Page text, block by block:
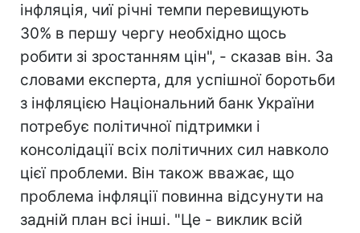
інфляція, чиї річні темпи перевищують
30% в першу чергу необхідно щось
робити зі зростанням цін", - сказав він. За
словами експерта, для успішної боротьби
з інфляцією Національний банк України
потребує політичної підтримки і
консолідації всіх політичних сил навколо
цієї проблеми. Він також вважає, що
проблема інфляції повинна відсунути на
задній план всі інші. "Це - виклик всій